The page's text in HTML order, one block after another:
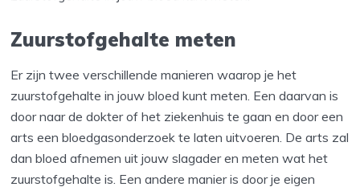
Zuurstofgehalte meten
Er zijn twee verschillende manieren waarop je het
zuurstofgehalte in jouw bloed kunt meten. Een daarvan is
door naar de dokter of het ziekenhuis te gaan en door een
arts een bloedgasonderzoek te laten uitvoeren. De arts zal
dan bloed afnemen uit jouw slagader en meten wat het
zuurstofgehalte is. Een andere manier is door je eigen